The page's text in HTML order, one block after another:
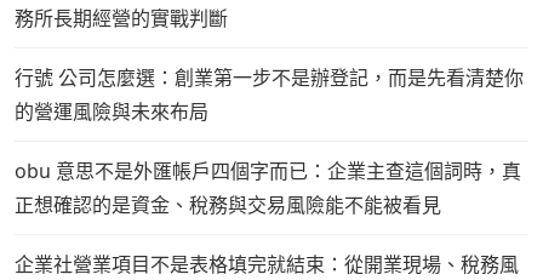
務所長期經營的實戰判斷
行號 公司怎麼選：創業第一步不是辦登記，而是先看清楚你
的營運風險與未來布局
obu 意思不是外匯帳戶四個字而已：企業主查這個詞時，真
正想確認的是資金、稅務與交易風險能不能被看見
企業社營業項目不是表格填完就結束：從開業現場、稅務風